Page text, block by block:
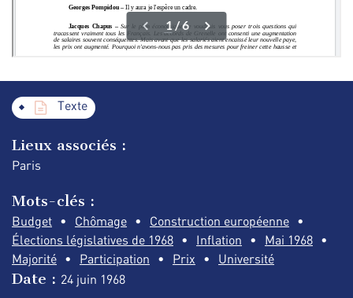
Texte
Lieux associés :
Paris
Mots-clés :
Budget Chômage
Construction européenne
Élections législatives de 1968
Inflation
Mai 1968
Majorité
Participation Prix Université
Date : 24 juin 1968